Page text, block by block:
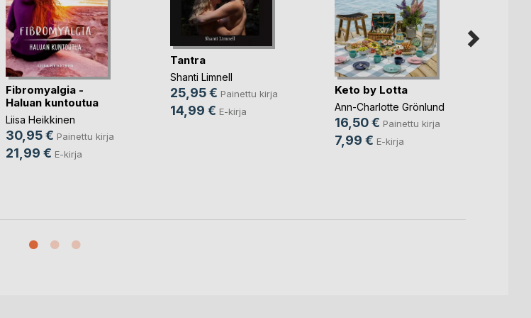
Fibromyalgia -
Haluan kuntoutua
Liisa Heikkinen
30,95 € Painettu kirja
21,99 € E-kirja
Tantra
Shanti Limnell
25,95 € Painettu kirja
14,99 € E-kirja
Keto by Lotta
Ann-Charlotte Grönlund
16,50 € Painettu kirja
7,99 € E-kirja